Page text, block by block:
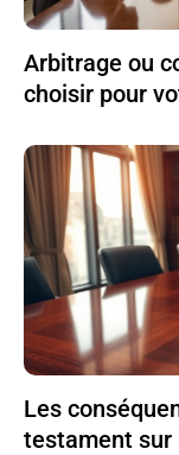
Arbitrage ou
choisir pour
Les
testament sur